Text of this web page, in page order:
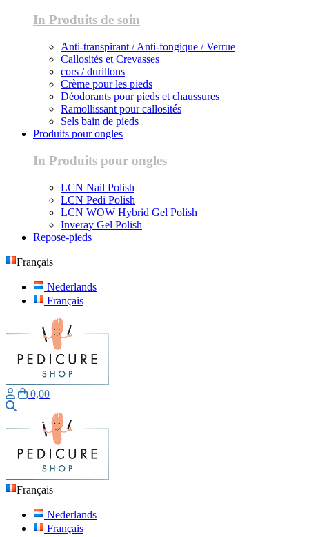
In Produits de soin
Anti-transpirant / Anti-fongique / Verrue
Callosités et Crevasses
cors / durillons
Crème pour les pieds
Déodorants pour pieds et chaussures
Ramollissant pour callosités
Sels bain de pieds
Produits pour ongles
In Produits pour ongles
LCN Nail Polish
LCN Pedi Polish
LCN WOW Hybrid Gel Polish
Inveray Gel Polish
Repose-pieds
Français
Nederlands
Français
0,00
Français
Nederlands
Français